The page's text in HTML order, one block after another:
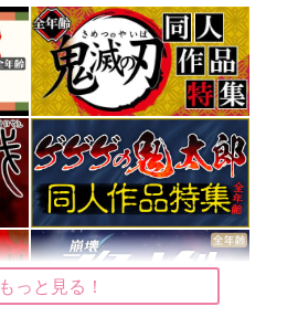
【東京卍リベンジャーズ】
【僕のヒーローアカデミア】
もっと見る！